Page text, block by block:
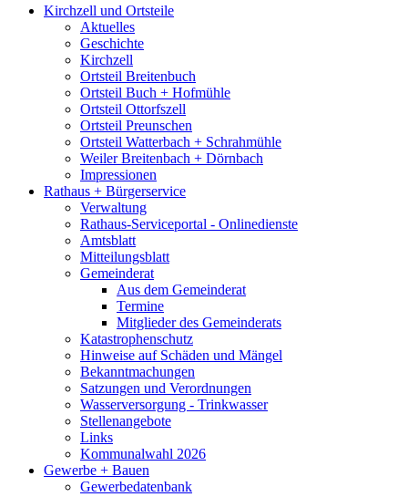
Kirchzell und Ortsteile
Aktuelles
Geschichte
Kirchzell
Ortsteil Breitenbuch
Ortsteil Buch + Hofmühle
Ortsteil Ottorfszell
Ortsteil Preunschen
Ortsteil Watterbach + Schrahmühle
Weiler Breitenbach + Dörnbach
Impressionen
Rathaus + Bürgerservice
Verwaltung
Rathaus-Serviceportal - Onlinedienste
Amtsblatt
Mitteilungsblatt
Gemeinderat
Aus dem Gemeinderat
Termine
Mitglieder des Gemeinderats
Katastrophenschutz
Hinweise auf Schäden und Mängel
Bekanntmachungen
Satzungen und Verordnungen
Wasserversorgung - Trinkwasser
Stellenangebote
Links
Kommunalwahl 2026
Gewerbe + Bauen
Gewerbedatenbank